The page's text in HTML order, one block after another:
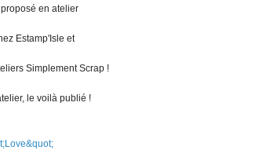
en atelier
Estamp'Isle et
Simplement Scrap !
le voilà publié !